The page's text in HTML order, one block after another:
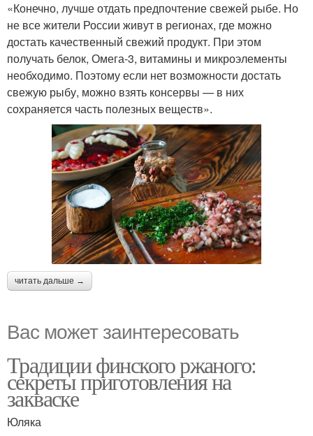
«Конечно, лучше отдать предпочтение свежей рыбе. Но
не все жители России живут в регионах, где можно
достать качественный свежий продукт. При этом
получать белок, Омега-3, витамины и микроэлементы
необходимо. Поэтому если нет возможности достать
свежую рыбу, можно взять консервы — в них
сохраняется часть полезных веществ».
читать дальше →
Вас может заинтересовать
Традиции финского ржаного:
секреты приготовления на
закваске
Юляка